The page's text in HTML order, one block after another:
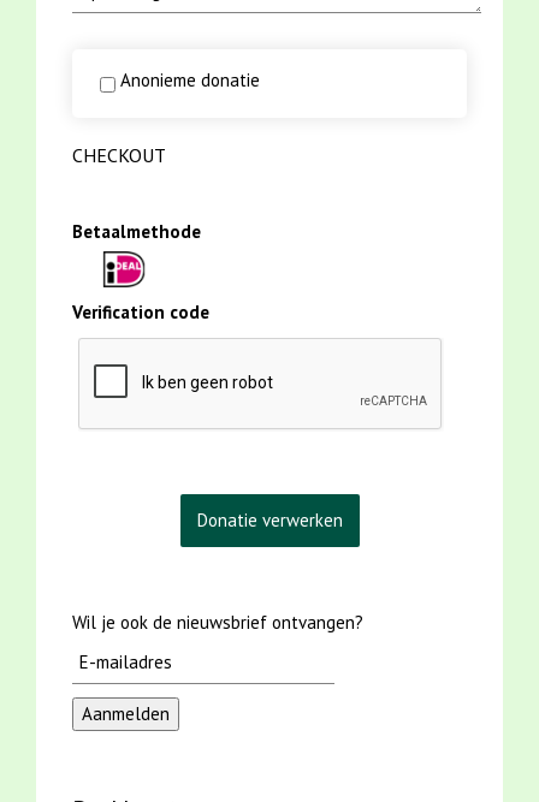
Anonieme donatie
CHECKOUT
Betaalmethode
Verification code
Wil je ook de nieuwsbrief ontvangen?